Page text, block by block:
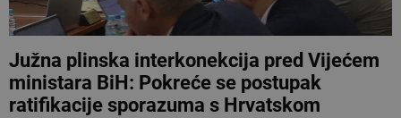
Južna plinska interkonekcija pred Vijećem
ministara BiH: Pokreće se postupak
ratifikacije sporazuma s Hrvatskom